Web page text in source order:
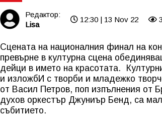
Редактор:
Lisa
12:30 | 13 Nov 22
Сцената на националния финал на
превърне в културна сцена
дейци в името на красотата.
и изложбИ с творби и младежко
от Васил Петров, поп изпълнения от
духов оркестър Джуниър Бенд, са
събитието.